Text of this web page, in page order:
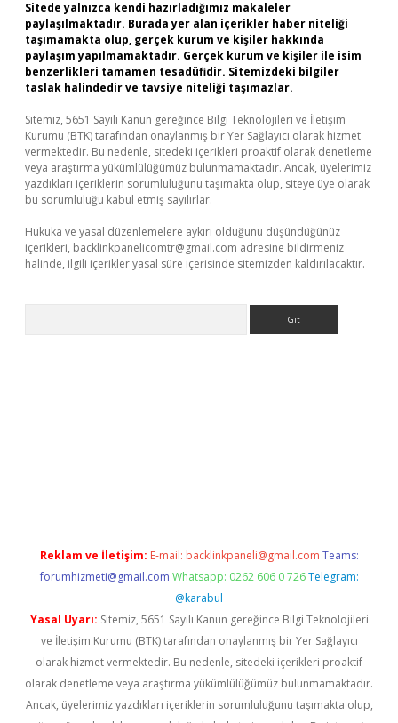
Sitede yalnızca kendi hazırladığımız makaleler
paylaşılmaktadır. Burada yer alan içerikler haber niteliği
taşımamakta olup, gerçek kurum ve kişiler hakkında
paylaşım yapılmamaktadır. Gerçek kurum ve kişiler ile isim
benzerlikleri tamamen tesadüfidir. Sitemizdeki bilgiler
taslak halindedir ve tavsiye niteliği taşımazlar.
Sitemiz, 5651 Sayılı Kanun gereğince Bilgi Teknolojileri ve İletişim
Kurumu (BTK) tarafından onaylanmış bir Yer Sağlayıcı olarak hizmet
vermektedir. Bu nedenle, sitedeki içerikleri proaktif olarak denetleme
veya araştırma yükümlülüğümüz bulunmamaktadır. Ancak, üyelerimiz
yazdıkları içeriklerin sorumluluğunu taşımakta olup, siteye üye olarak
bu sorumluluğu kabul etmiş sayılırlar.
Hukuka ve yasal düzenlemelere aykırı olduğunu düşündüğünüz
içerikleri, backlinkpanelicomtr@gmail.com adresine bildirmeniz
halinde, ilgili içerikler yasal süre içerisinde sitemizden kaldırılacaktır.
Reklam ve İletişim: E-mail: backlinkpaneli@gmail.com Teams:
forumhizmeti@gmail.com Whatsapp: 0262 606 0 726 Telegram:
@karabul
Yasal Uyarı: Sitemiz, 5651 Sayılı Kanun gereğince Bilgi Teknolojileri
ve İletişim Kurumu (BTK) tarafından onaylanmış bir Yer Sağlayıcı
olarak hizmet vermektedir. Bu nedenle, sitedeki içerikleri proaktif
olarak denetleme veya araştırma yükümlülüğümüz bulunmamaktadır.
Ancak, üyelerimiz yazdıkları içeriklerin sorumluluğunu taşımakta olup,